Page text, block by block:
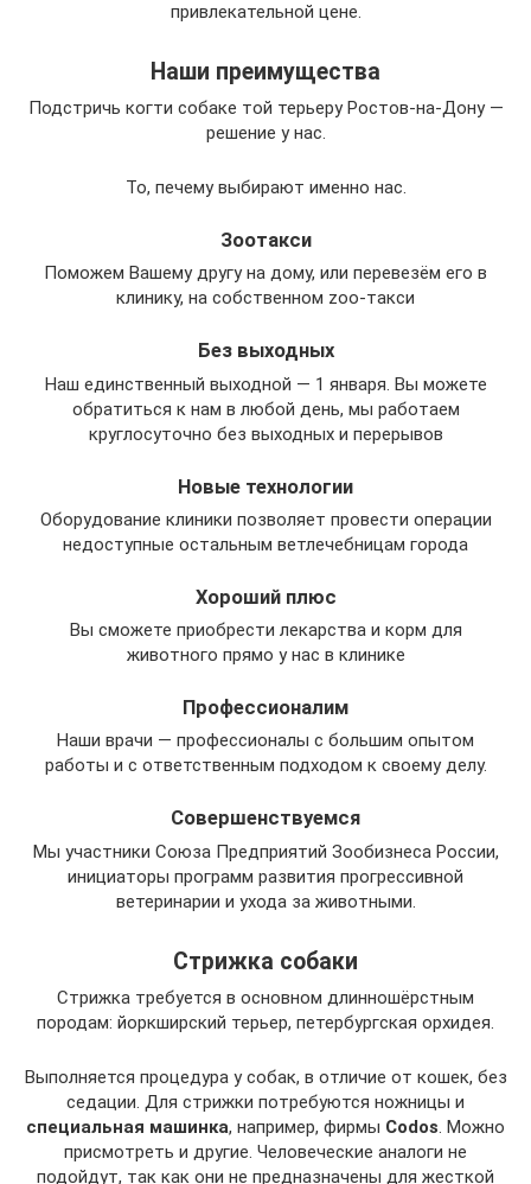
привлекательной цене.
Наши преимущества
Подстричь когти собаке той терьеру Ростов-на-Дону —
решение у нас.
То, печему выбирают именно нас.
Зоотакси
Поможем Вашему другу на дому, или перевезём его в
клинику, на собственном zoo-такси
Без выходных
Наш единственный выходной — 1 января. Вы можете
обратиться к нам в любой день, мы работаем
круглосуточно без выходных и перерывов
Новые технологии
Оборудование клиники позволяет провести операции
недоступные остальным ветлечебницам города
Хороший плюс
Вы сможете приобрести лекарства и корм для
животного прямо у нас в клинике
Профессионалим
Наши врачи — профессионалы с большим опытом
работы и с ответственным подходом к своему делу.
Совершенствуемся
Мы участники Союза Предприятий Зообизнеса России,
инициаторы программ развития прогрессивной
ветеринарии и ухода за животными.
Стрижка собаки
Стрижка требуется в основном длинношёрстным
породам: йоркширский терьер, петербургская орхидея.
Выполняется процедура у собак, в отличие от кошек, без
седации. Для стрижки потребуются ножницы и
специальная машинка, например, фирмы Codos . Можно
присмотреть и другие. Человеческие аналоги не
подойдут, так как они не предназначены для жесткой